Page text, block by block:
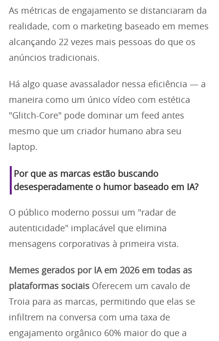
As métricas de engajamento se distanciaram da
realidade, com o marketing baseado em memes
alcançando 22 vezes mais pessoas do que os
anúncios tradicionais.
Há algo quase avassalador nessa eficiência — a
maneira como um único vídeo com estética
"Glitch-Core" pode dominar um feed antes
mesmo que um criador humano abra seu
laptop.
Por que as marcas estão buscando
desesperadamente o humor baseado em IA?
O público moderno possui um "radar de
autenticidade" implacável que elimina
mensagens corporativas à primeira vista.
Memes gerados por IA em 2026 em todas as
plataformas sociais Oferecem um cavalo de
Troia para as marcas, permitindo que elas se
infiltrem na conversa com uma taxa de
engajamento orgânico 60% maior do que a